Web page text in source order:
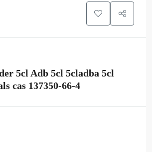
5cl Adb 5cl 5cladba 5cl
cas 137350-66-4